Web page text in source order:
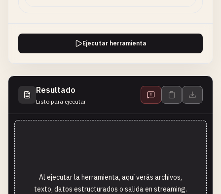
Ejecutar herramienta
Resultado
Listo para ejecutar
Al ejecutar la herramienta, aquí verás archivos,
texto, datos estructurados o salida en streaming.